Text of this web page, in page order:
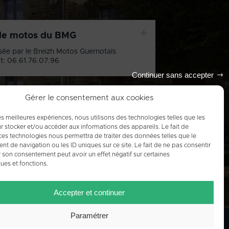
Gérer le consentement aux cookies
meilleures expériences, nous utilisons des technologies telles que les
stocker et/ou accéder aux informations des appareils. Le fait de
technologies nous permettra de traiter des données telles que le
de navigation ou les ID uniques sur ce site. Le fait de ne pas consentir
son consentement peut avoir un effet négatif sur certaines
et fonctions.
Accepter et continuer
Continuer sans accepter
Paramétrer
motos du BMG
par le Breizh Motos Guernotais
06.61.76.07.96
Tout l'agenda